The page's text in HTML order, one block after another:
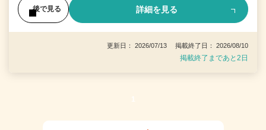
後で見る 詳細を見る
更新日： 2026/07/13 掲載終了日： 2026/08/10
掲載終了まであと2日
1